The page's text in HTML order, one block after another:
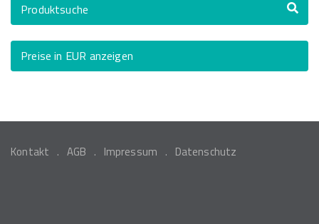
Produktsuche
Preise in EUR anzeigen
Kontakt AGB Impressum Datenschutz